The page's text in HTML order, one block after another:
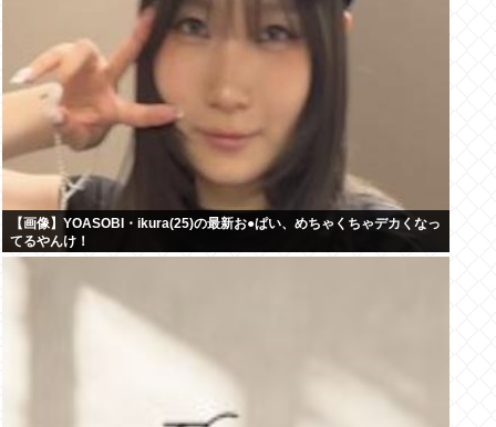
【画像】YOASOBI・ikura(25)の最新お●ぱい、めちゃくちゃデカくなっ
てるやんけ！